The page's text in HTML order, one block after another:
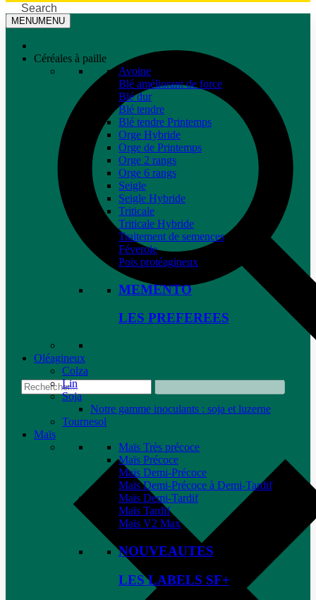
Search
MENUMENU
Céréales à paille
Avoine
Blé améliorant de force
Blé dur
Blé tendre
Blé tendre Printemps
Orge Hybride
Orge de Printemps
Orge 2 rangs
Orge 6 rangs
Seigle
Seigle Hybride
Triticale
Triticale Hybride
Traitement de semences
Féverole
Pois protéagineux
MEMENTO
LES PREFEREES
Oléagineux
Colza
Lin
Soja
Notre gamme inoculants : soja et luzerne
Tournesol
Maïs
Maïs Très précoce
Maïs Précoce
Maïs Demi-Précoce
Maïs Demi-Précoce à Demi-Tardif
Maïs Demi-Tardif
Maïs Tardif
Maïs V2 Max
NOUVEAUTES
LES LABELS SF+